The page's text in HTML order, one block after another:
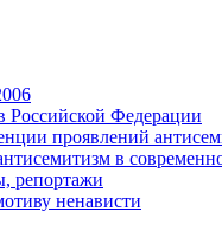
Российской Федерации
проявлений
в
репортажи
ненависти